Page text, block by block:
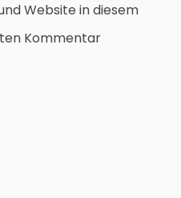
Website in diesem
Kommentar